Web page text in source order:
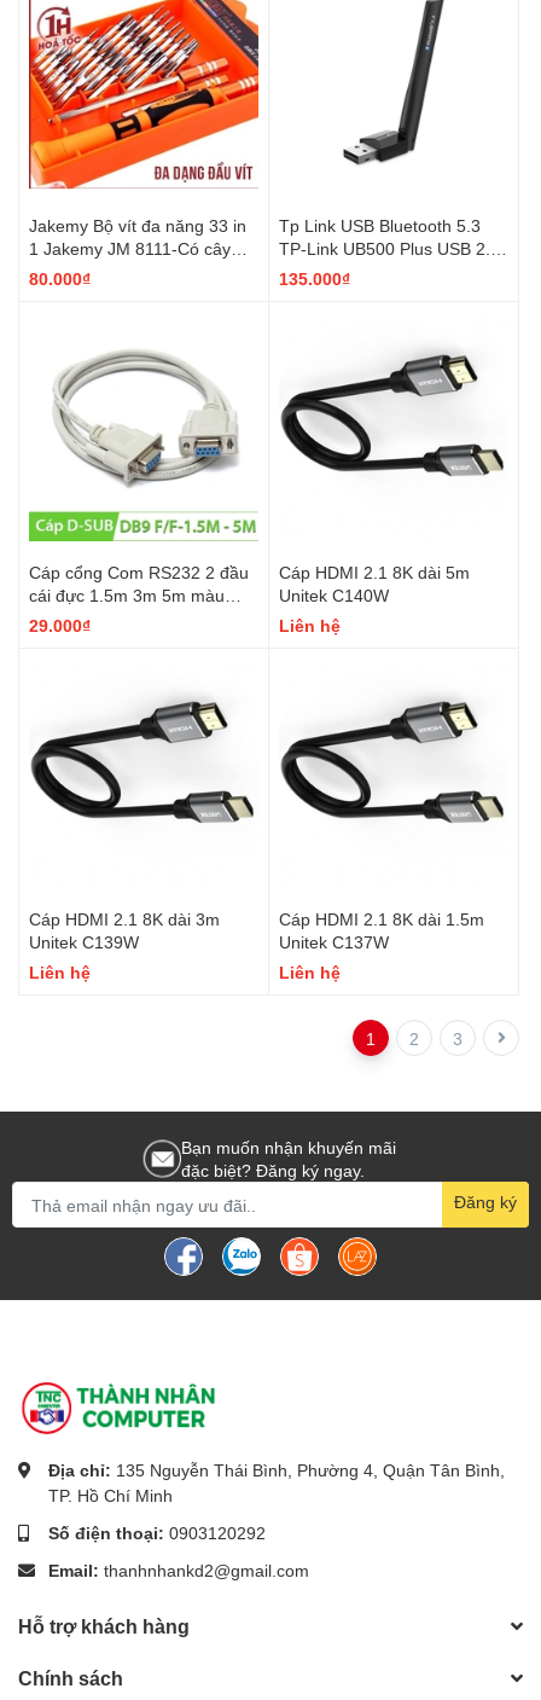
Jakemy Bộ vít đa năng 33 in
1 Jakemy JM 8111-Có cây
nhíp kèm, cây nối dài cây
80.000₫
Tp Link USB Bluetooth 5.3
TP-Link UB500 Plus USB 2.0
gắn cho máy tính có ăng ten
135.000₫
Cáp cổng Com RS232 2 đầu
cái đực 1.5m 3m 5m màu
trắng.
29.000₫
Cáp HDMI 2.1 8K dài 5m
Unitek C140W
Liên hệ
Cáp HDMI 2.1 8K dài 3m
Unitek C139W
Liên hệ
Cáp HDMI 2.1 8K dài 1.5m
Unitek C137W
Liên hệ
1 2 3
Bạn muốn nhận khuyến mãi
đặc biệt? Đăng ký ngay.
Đăng ký
Địa chỉ: 135 Nguyễn Thái Bình, Phường 4, Quận Tân Bình,
TP. Hồ Chí Minh
Số điện thoại: 0903120292
Email: thanhnhankd2@gmail.com
Hỗ trợ khách hàng
Chính sách